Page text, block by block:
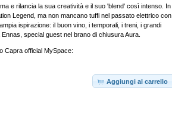
e rilancia la sua creatività e il suo 'blend' così intenso. In
Legend, ma non mancano tuffi nel passato elettrico con
ispirazione: il buon vino, i temporali, i treni, i grandi
special guest nel brano di chiusura Aura.
Capra official MySpace:
Aggiungi al carrello